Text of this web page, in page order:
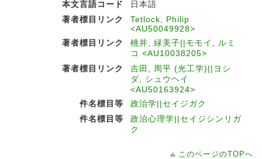
本文言語コード
日本語
著者標目リンク
Tetlock, Philip
<AU50049928>
著者標目リンク
桃井, 緑美子||モモイ, ルミ
コ <AU10038205>
著者標目リンク
吉田, 周平 (光工学)||ヨシ
ダ, シュウヘイ
<AU50163924>
件名標目等
政治学||セイジガク
件名標目等
政治心理学||セイジシンリガ
ク
このページのTOPへ